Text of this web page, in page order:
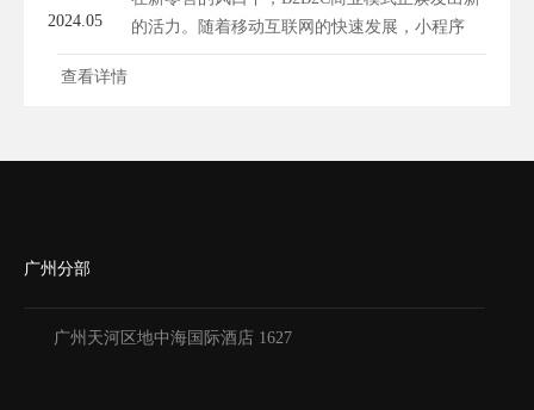
2024.05
的活力。随着移动互联网的快速发展，小程序
成...
查看详情
广州分部
广州天河区地中海国际酒店 1627